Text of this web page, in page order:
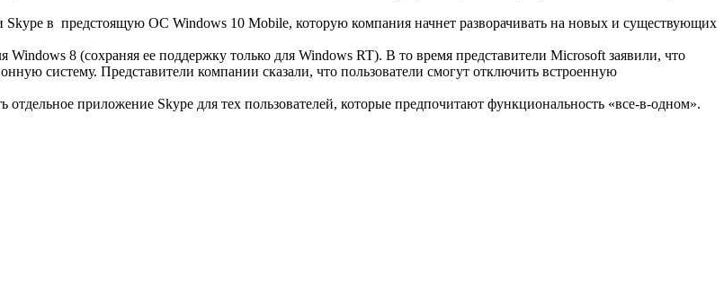
в предстоящую ОС Windows 10 Mobile, которую компания начнет разворачивать на новых и существующих
8 (сохраняя ее поддержку только для Windows RT). В то время представители Microsoft заявили, что
систему. Представители компании сказали, что пользователи смогут отключить встроенную
приложение Skype для тех пользователей, которые предпочитают функциональность «все-в-одном».